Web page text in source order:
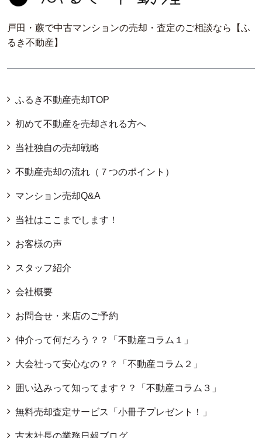
戸田・蕨で中古マンションの売却・査定のご相談なら【ふ
るき不動産】
ふるき不動産売却TOP
初めて不動産を売却される方へ
当社独自の売却戦略
不動産売却の流れ（７つのポイント）
マンション売却Q&A
当社はここまでします！
お客様の声
スタッフ紹介
会社概要
お問合せ・来店のご予約
仲介って何だろう？？「不動産コラム１」
大会社って安心なの？？「不動産コラム２」
囲い込みって知ってます？？「不動産コラム３」
無料売却査定サービス「小冊子プレゼント！」
古木社長の業務日報ブログ